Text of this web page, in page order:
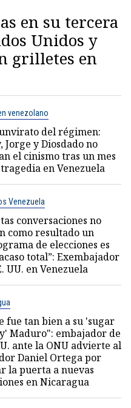
en su tercera
Unidos y
grilletes en
venezolano
del régimen:
Jorge y Diosdado no
el cinismo tras un mes
en Venezuela
Venezuela
conversaciones no
como resultado un
de elecciones es
total”: Exembajador
UU. en Venezuela
fue tan bien a su 'sugar
Maduro": embajador de
ante la ONU advierte al
Daniel Ortega por
la puerta a nuevas
en Nicaragua